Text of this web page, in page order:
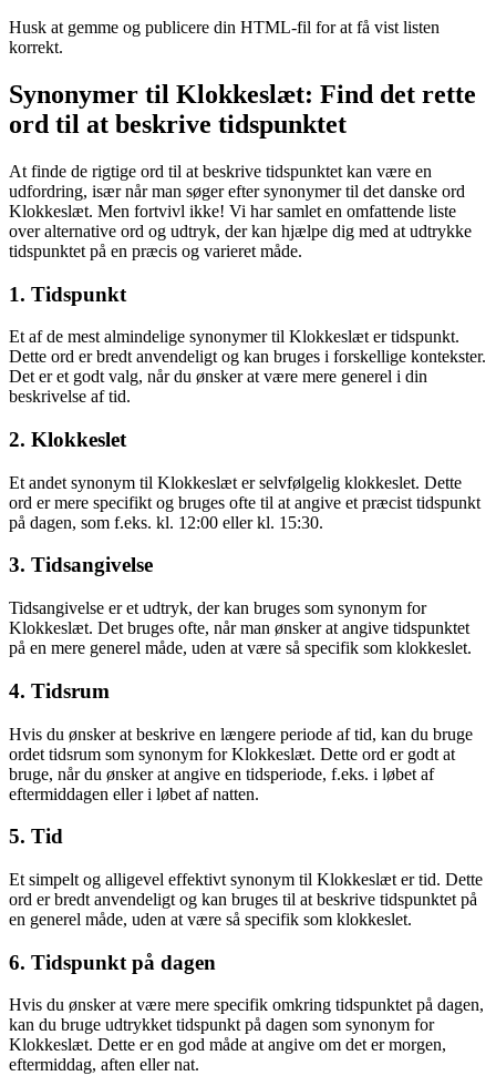
Husk at gemme og publicere din HTML-fil for at få vist listen
korrekt.
Synonymer til Klokkeslæt: Find det rette
ord til at beskrive tidspunktet
At finde de rigtige ord til at beskrive tidspunktet kan være en
udfordring, især når man søger efter synonymer til det danske ord
Klokkeslæt. Men fortvivl ikke! Vi har samlet en omfattende liste
over alternative ord og udtryk, der kan hjælpe dig med at udtrykke
tidspunktet på en præcis og varieret måde.
1. Tidspunkt
Et af de mest almindelige synonymer til Klokkeslæt er tidspunkt.
Dette ord er bredt anvendeligt og kan bruges i forskellige kontekster.
Det er et godt valg, når du ønsker at være mere generel i din
beskrivelse af tid.
2. Klokkeslet
Et andet synonym til Klokkeslæt er selvfølgelig klokkeslet. Dette
ord er mere specifikt og bruges ofte til at angive et præcist tidspunkt
på dagen, som f.eks. kl. 12:00 eller kl. 15:30.
3. Tidsangivelse
Tidsangivelse er et udtryk, der kan bruges som synonym for
Klokkeslæt. Det bruges ofte, når man ønsker at angive tidspunktet
på en mere generel måde, uden at være så specifik som klokkeslet.
4. Tidsrum
Hvis du ønsker at beskrive en længere periode af tid, kan du bruge
ordet tidsrum som synonym for Klokkeslæt. Dette ord er godt at
bruge, når du ønsker at angive en tidsperiode, f.eks. i løbet af
eftermiddagen eller i løbet af natten.
5. Tid
Et simpelt og alligevel effektivt synonym til Klokkeslæt er tid. Dette
ord er bredt anvendeligt og kan bruges til at beskrive tidspunktet på
en generel måde, uden at være så specifik som klokkeslet.
6. Tidspunkt på dagen
Hvis du ønsker at være mere specifik omkring tidspunktet på dagen,
kan du bruge udtrykket tidspunkt på dagen som synonym for
Klokkeslæt. Dette er en god måde at angive om det er morgen,
eftermiddag, aften eller nat.